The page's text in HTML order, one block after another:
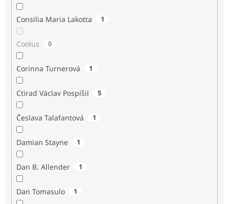
Consilia Maria Lakotta 1
Coolus 0
Corinna Turnerová 1
Ctirad Václav Pospíšil 5
Česlava Talafantová 1
Damian Stayne 1
Dan B. Allender 1
Dan Tomasulo 1